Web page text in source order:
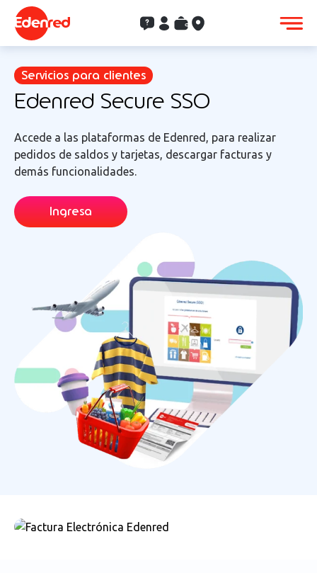
Contacto
Clientes
SaldoAceptación
Servicios para clientes
Edenred Secure SSO
Accede a las plataformas de Edenred, para realizar
pedidos de saldos y tarjetas, descargar facturas y
demás funcionalidades.
Ingresa